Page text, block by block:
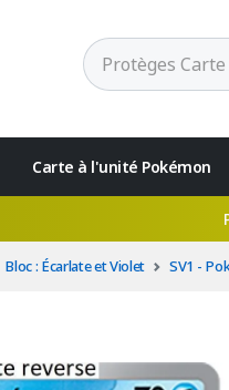
Carte à l'unité Pokémon
Bloc : Écarlate et Violet SV1 -